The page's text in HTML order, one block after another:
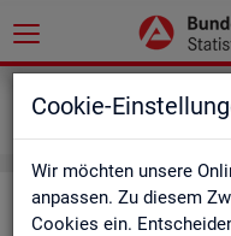
Cookie-
Wir möchten unsere
anpassen. Zu diesem
Cookies ein.